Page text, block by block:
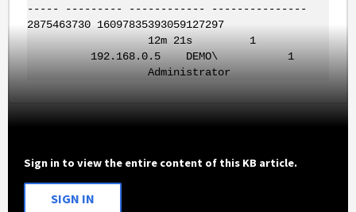
----- --------- ------------ ---------------
2875463730 16097835393059127297
12m 21s 1
192.168.0.5 DEMO\ 1
Administrator
Sign in to view the entire content of this KB article.
SIGN IN